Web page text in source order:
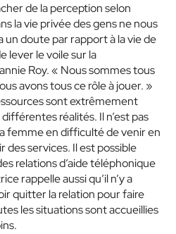
de la perception selon
la vie privée des gens ne nous
un doute par rapport à la vie de
lever le voile sur la
Roy.« Nous sommes tous
avons tous ce rôle à jouer. »
sont extrêmement
réalités. Il n’est pas
femme en difficulté de venir en
services. Il est possible
relations d’aide téléphonique
rappelle aussi qu’il n’y a
quitter la relation pour faire
les situations sont accueillies